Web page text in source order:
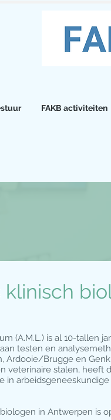
FAKB activiteiten
(A.M.L.) is al 10-tallen
testen en
Ardooie/Brugge en
veterinaire stalen,
in
in Antwerpen is